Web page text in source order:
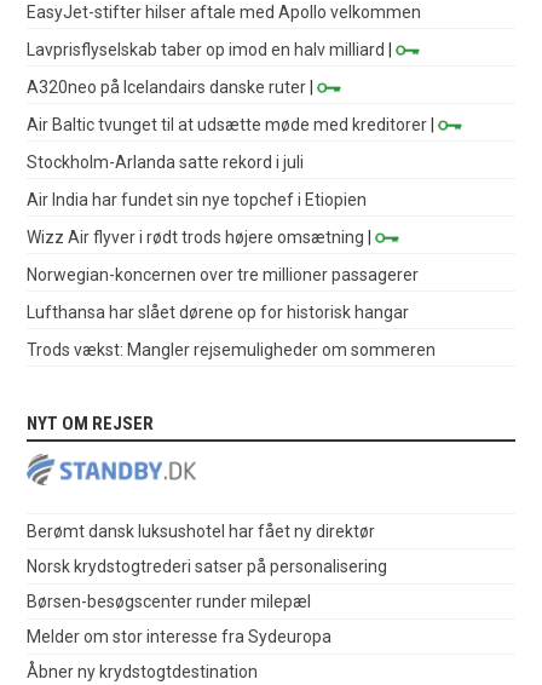
EasyJet-stifter hilser aftale med Apollo velkommen
Lavprisflyselskab taber op imod en halv milliard
|
A320neo på Icelandairs danske ruter |
Air Baltic tvunget til at udsætte møde med kreditorer |
Stockholm-Arlanda satte rekord i juli
Air India har fundet sin nye topchef i Etiopien
Wizz Air flyver i rødt trods højere omsætning |
Norwegian-koncernen over tre millioner passagerer
Lufthansa har slået dørene op for historisk hangar
Trods vækst: Mangler rejsemuligheder om sommeren
NYT OM REJSER
Berømt dansk luksushotel har fået ny direktør
Norsk krydstogtrederi satser på personalisering
Børsen-besøgscenter runder milepæl
Melder om stor interesse fra Sydeuropa
Åbner ny krydstogtdestination